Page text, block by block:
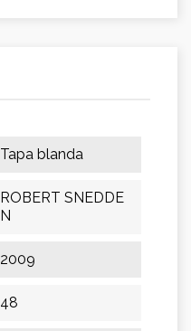
Tapa blanda
ROBERT SNEDDE
N
2009
48